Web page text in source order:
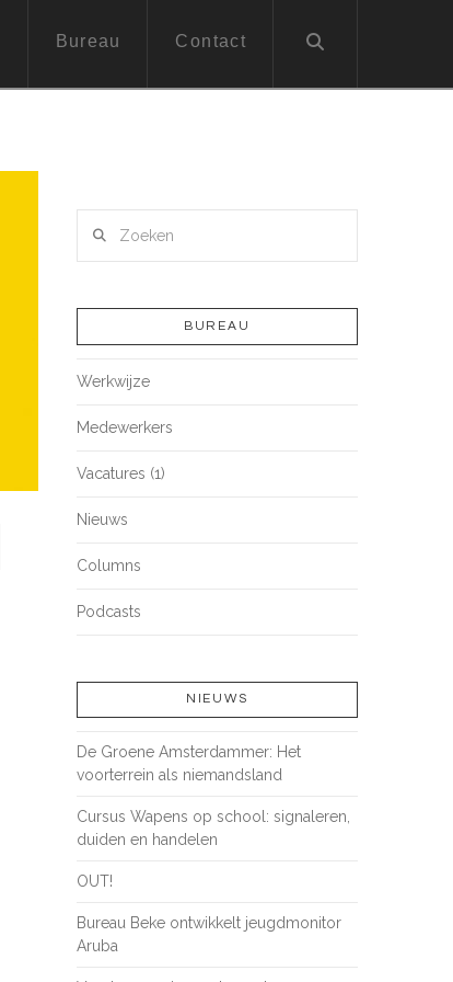
Bureau Contact
BUREAU
Werkwijze
Medewerkers
Vacatures (1)
Nieuws
Columns
Podcasts
NIEUWS
De Groene Amsterdammer: Het
voorterrein als niemandsland
Cursus Wapens op school: signaleren,
duiden en handelen
OUT!
Bureau Beke ontwikkelt jeugdmonitor
Aruba